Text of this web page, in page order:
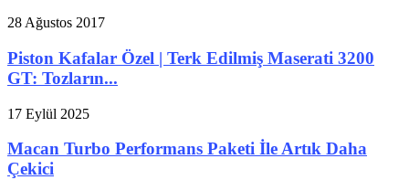
28 Ağustos 2017
Piston Kafalar Özel | Terk Edilmiş Maserati 3200
GT: Tozların...
17 Eylül 2025
Macan Turbo Performans Paketi İle Artık Daha
Çekici